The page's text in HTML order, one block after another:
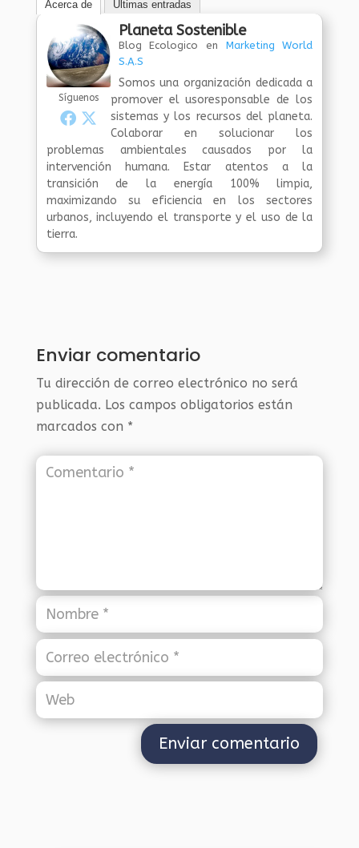
Acerca de Últimas entradas
Síguenos
Planeta Sostenible
Blog Ecologico en Marketing World
S.A.S
Somos una organización dedicada a
promover el usoresponsable de los
sistemas y los recursos del planeta.
Colaborar en solucionar los
problemas ambientales causados por la
intervención humana. Estar atentos a la
transición de la energía 100% limpia,
maximizando su eficiencia en los sectores
urbanos, incluyendo el transporte y el uso de la
tierra.
Enviar comentario
Tu dirección de correo electrónico no será
publicada. Los campos obligatorios están
marcados con *